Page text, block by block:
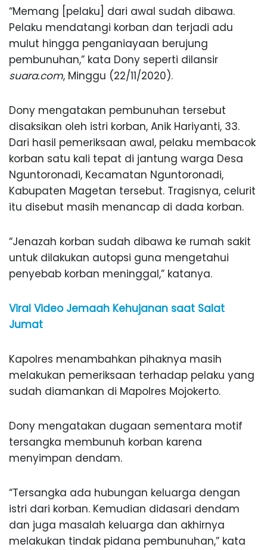
“Memang [pelaku] dari awal sudah dibawa.
Pelaku mendatangi korban dan terjadi adu
mulut hingga penganiayaan berujung
pembunuhan,” kata Dony seperti dilansir
suara.com, Minggu (22/11/2020).
Dony mengatakan pembunuhan tersebut
disaksikan oleh istri korban, Anik Hariyanti, 33.
Dari hasil pemeriksaan awal, pelaku membacok
korban satu kali tepat di jantung warga Desa
Nguntoronadi, Kecamatan Nguntoronadi,
Kabupaten Magetan tersebut. Tragisnya, celurit
itu disebut masih menancap di dada korban.
“Jenazah korban sudah dibawa ke rumah sakit
untuk dilakukan autopsi guna mengetahui
penyebab korban meninggal,” katanya.
Viral Video Jemaah Kehujanan saat Salat
Jumat
Kapolres menambahkan pihaknya masih
melakukan pemeriksaan terhadap pelaku yang
sudah diamankan di Mapolres Mojokerto.
Dony mengatakan dugaan sementara motif
tersangka membunuh korban karena
menyimpan dendam.
“Tersangka ada hubungan keluarga dengan
istri dari korban. Kemudian didasari dendam
dan juga masalah keluarga dan akhirnya
melakukan tindak pidana pembunuhan,” kata